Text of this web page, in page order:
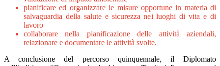
pianificare ed organizzare le misure opportune in materia di
salvaguardia della salute e sicurezza nei luoghi di vita e di
lavoro
collaborare nella pianificazione delle attività aziendali,
relazionare e documentare le attività svolte.
A conclusione del percorso quinquennale, il Diplomato